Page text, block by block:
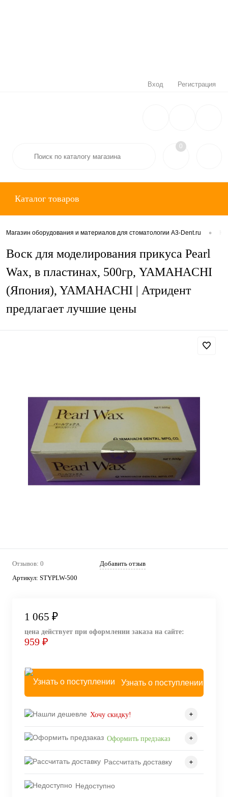
Вход Регистрация
0
Каталог товаров
Магазин оборудования и материалов для стоматологии A3-Dent.ru •
Воск для моделирования прикуса Pearl
Wax, в пластинах, 500гр, YAMAHACHI
(Япония), YAMAHACHI | Атридент
предлагает лучшие цены
Отзывов: 0
Добавить отзыв
Артикул: STYPLW-500
1 065 ₽
цена действует при оформлении заказа на сайте:
959 ₽
Узнать о поступлении
Хочу скидку!
Оформить предзаказ
Рассчитать доставку
Недоступно